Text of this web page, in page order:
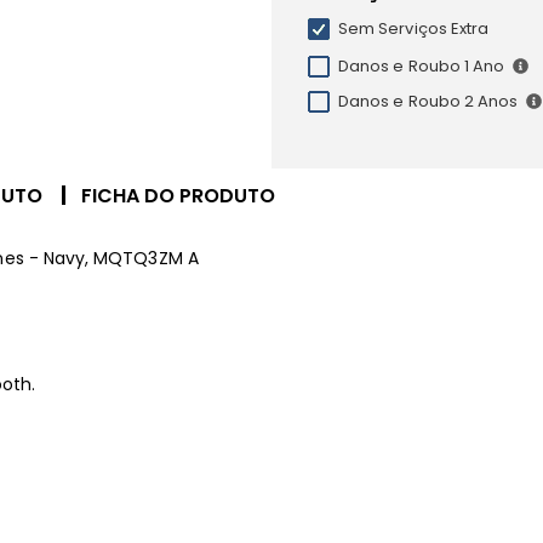
Sem Serviços Extra
Danos e Roubo 1 Ano
Danos e Roubo 2 Anos
FICHA DO PRODUTO
- Navy, MQTQ3ZM A